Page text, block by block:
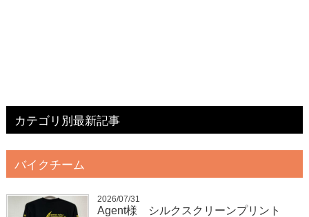
カテゴリ別最新記事
バイクチーム
2026/07/31
Agent様 シルクスクリーンプリント